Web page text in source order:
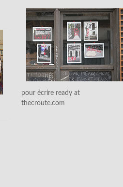
pour écrire ready at
thecroute.com